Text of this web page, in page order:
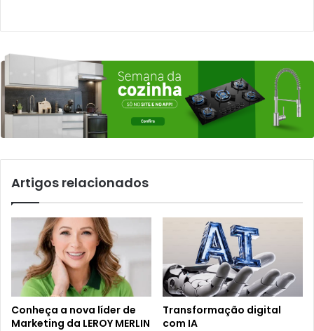
Artigos relacionados
Conheça a nova líder de
Marketing da LEROY MERLIN
Transformação digital
com IA